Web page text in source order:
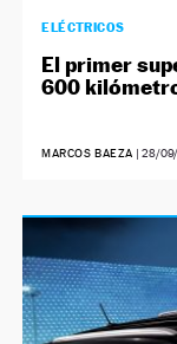
ELÉCTRICOS
El primer
600
MARCOS BAEZA |28/